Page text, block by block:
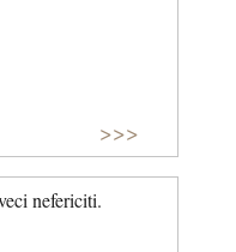
>>>
nefericiti.